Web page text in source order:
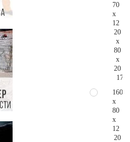
70
x
12
20
x
80
x
20
160
x
80
x
12
20